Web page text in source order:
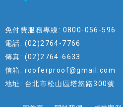
免付費服務專線: 0800-056-596
電話: (02)2764-7766
傳真: (02)2764-6633
信箱: rooferproof@gmail.com
地址: 台北市松山區塔悠路300號